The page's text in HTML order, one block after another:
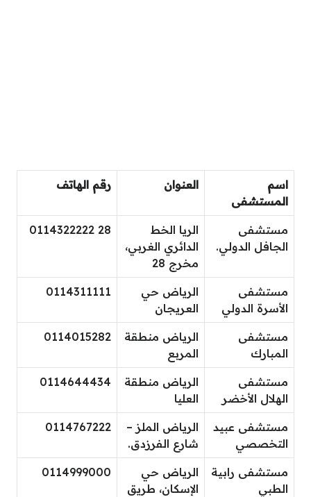
اسم
المستشفى
العنوان رقم الهاتف
مستشفى
الجافل الدولي.
الريا الخط
الدائري الغربي،
مخرج 28
28 0114322222
مستشفى
الأسرة الدولي
الرياض حي
العريجان
0114311111
مستشفى
المبارك
الرياض منطقة
المربع
0114015282
مستشفى
الهلال الأخضر
الرياض منطقة
العليا
0114644434
مستشفى عبيد
التخصصي
الرياض الملز –
شارع الفرزدق.
0114767222
مستشفى رابية
الطبي
الرياض حي
الإسكان، طريق
0114999000